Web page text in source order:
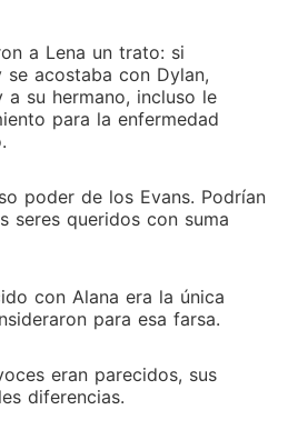
a Lena un trato: si
se acostaba con Dylan,
a su hermano, incluso le
para la enfermedad
poder de los Evans. Podrían
seres queridos con suma
con Alana era la única
para esa farsa.
eran parecidos, sus
diferencias.